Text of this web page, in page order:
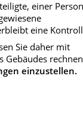
einer
eine
Sie daher mit
Gebäudes
einzustellen.